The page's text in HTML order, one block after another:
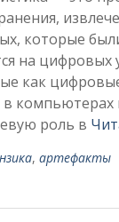
которые
на цифровых
как
компьютерах
роль в
, артефакты